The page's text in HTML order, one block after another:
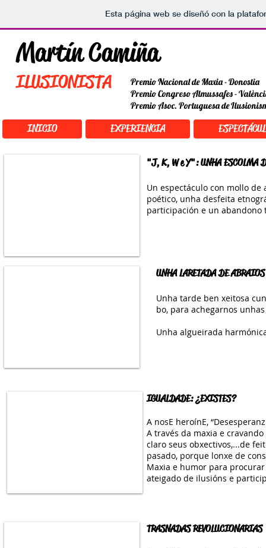
Esta página web se diseñó con la
Martín Camiña
ILUSIONISTA
Premio Nacional de Maxia - Donostia
Premio Congreso Almussafes -
Premio Asoc. Portuguesa de
INICIO EXPERIENCIA
"J, K, W e Y":UNHA
Un espectáculo con mollo
poético, unha desfeita
participación e un abandono
UNHA LARETADA DE ABRAIOS
Unha tarde ben xeitosa
bo, para achegarnos
Unha algueirada
IGUALDADE: ¿EXISTES?
A nosE heroínE,
A través da maxia e
claro seus obxectivos,...de
pasado, porque lonxe de
Maxia e humor para
ateigado de ilusións e
TRASNADAS REVOLUCIONARIAS